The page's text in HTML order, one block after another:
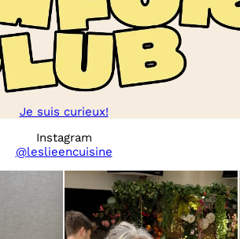
Je suis curieux!
Instagram
@leslieencuisine